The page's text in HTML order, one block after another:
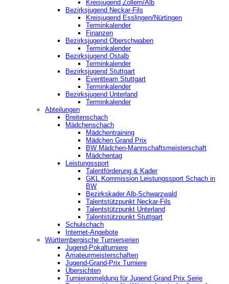
Kreisjugend Zollern/Alb
Bezirksjugend Neckar-Fils
Kreisjugend ‎Esslingen/Nürtingen
Terminkalender
Finanzen
Bezirksjugend Oberschwaben
Terminkalender
Bezirksjugend Ostalb
Terminkalender
Bezirksjugend Stuttgart
‎Eventteam Stuttgart
Terminkalender
Bezirksjugend Unterland
Terminkalender
Abteilungen
Breitenschach
Mädchenschach
Mädchentraining
Mädchen Grand Prix
BW Mädchen-Mannschaftsmeisterschaft
Mädchentag
Leistungssport
Talentförderung & Kader
GKL Kommission Leistungssport Schach in
BW
Bezirkskader Alb-Schwarzwald
Talentstützpunkt Neckar-Fils
Talentstützpunkt Unterland
Talentstützpunkt Stuttgart
Schulschach
Internet-Angebote
Württembergische Turnierserien
Jugend-Pokalturniere
Amateurmeisterschaften
Jugend-Grand-Prix Turniere
Übersichten
Turnieranmeldung für Jugend Grand Prix Serie